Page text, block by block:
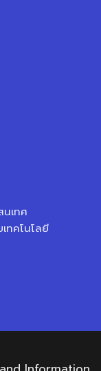
นเทศ
ทคโนโลยี